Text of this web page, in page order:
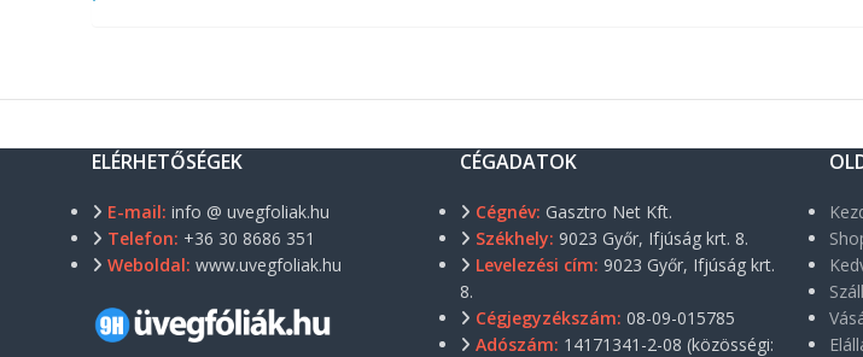
ELÉRHETŐSÉGEK
E-mail: info @ uvegfoliak.hu
Telefon: +36 30 8686 351
Weboldal: www.uvegfoliak.hu
CÉGADATOK
Cégnév: Gasztro Net Kft.
Székhely: 9023 Győr, Ifjúság krt. 8.
Levelezési cím: 9023 Győr, Ifjúság krt.
8.
Cégjegyzékszám: 08-09-015785
Adószám: 14171341-2-08 (közösségi: